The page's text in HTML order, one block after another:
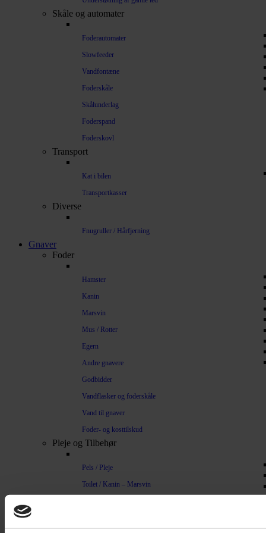
Skåle og automater
Foderautomater
Slowfeeder
Vandfontæne
Foderskåle
Skålunderlag
Foderspand
Foderskovl
Transport
Kat i bilen
Transportkasser
Diverse
Fnugruller / Hårfjerning
Gnaver
Foder
Hamster
Kanin
Marsvin
Mus / Rotter
Egern
Andre gnavere
Godbidder
Vandflasker og foderskåle
Vand til gnaver
Foder- og kosttilskud
Pleje og Tilbehør
Pels / Pleje
Toilet / Kanin – Marsvin